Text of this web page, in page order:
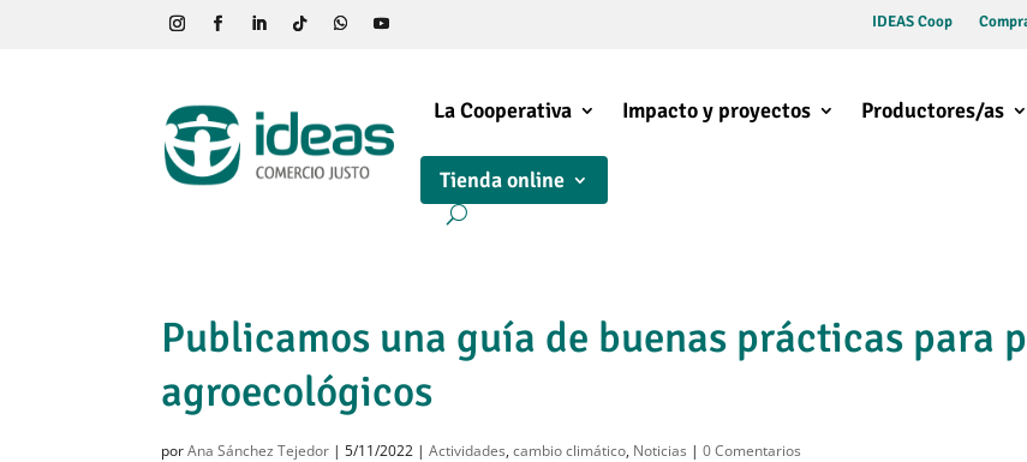
IDEAS Coop
La Cooperativa Impacto y proyectos Productores/as
Tienda online
Publicamos una guía de buenas prácticas para
agroecológicos
porAna Sánchez Tejedor |5/11/2022 |Actividades,cambio climático, Noticias |0 Comentarios